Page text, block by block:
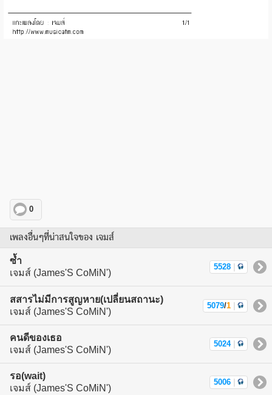
0
เพลงอื่นๆที่น่าสนใจของ เจมส์
ซ้ำ
เจมส์ (James'S CoMiN')
5528
สสารไม่มีการสูญหาย(เปลี่ยนสถานะ)
เจมส์ (James'S CoMiN')
5079/1
คนดีของเธอ
เจมส์ (James'S CoMiN')
5024
รอ(wait)
เจมส์ (James'S CoMiN')
5006